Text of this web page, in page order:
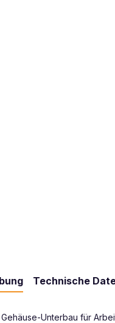
Technische
Unterbau für